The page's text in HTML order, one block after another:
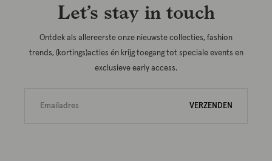
Let’s stay in touch
Ontdek als allereerste onze nieuwste collecties, fashion
trends, (kortings)acties én krijg toegang tot speciale events en
exclusieve early access.
VERZENDEN